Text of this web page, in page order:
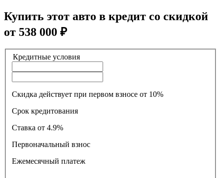
Купить этот авто в кредит со скидкой
от 538 000 ₽
Кредитные условия
Скидка действует при первом взносе от 10%
Срок кредитования
Ставка
от 4.9%
Первоначальный взнос
Ежемесячный платеж